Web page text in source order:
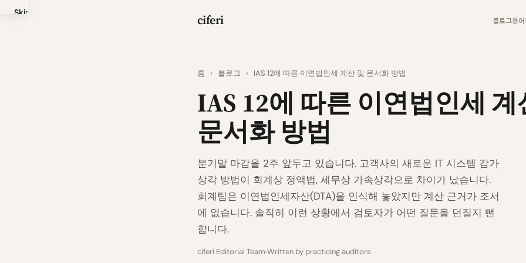
Skip
ciferi 블로그용어
홈 › 블로그 › IAS 12에 따른 이연법인세 계산 및 문서화 방법
IAS 12에 따른 이연법인세 계
문서화 방법
분기말 마감을 2주 앞두고 있습니다. 고객사의 새로운 IT 시스템 감가
상각 방법이 회계상 정액법, 세무상 가속상각으로 차이가 났습니다.
회계팀은 이연법인세자산(DTA)을 인식해 놓았지만 계산 근거가 조서
에 없습니다. 솔직히 이런 상황에서 검토자가 어떤 질문을 던질지 뻔
합니다.
ciferi Editorial Team Written by practicing auditors